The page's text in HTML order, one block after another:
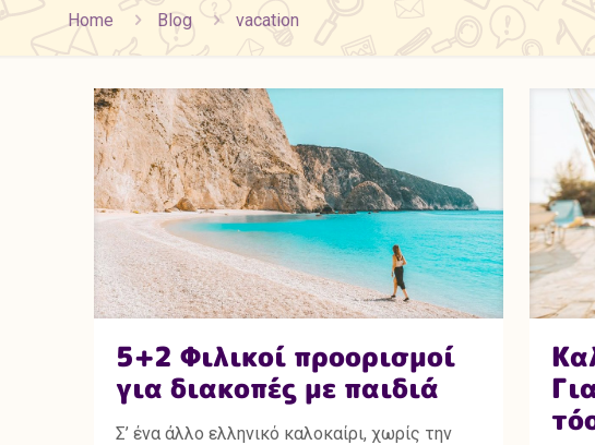
Home Blog vacation
5+2 Φιλικοί προορισμοί
για διακοπές με παιδιά
Σ’ ένα άλλο ελληνικό καλοκαίρι, χωρίς την